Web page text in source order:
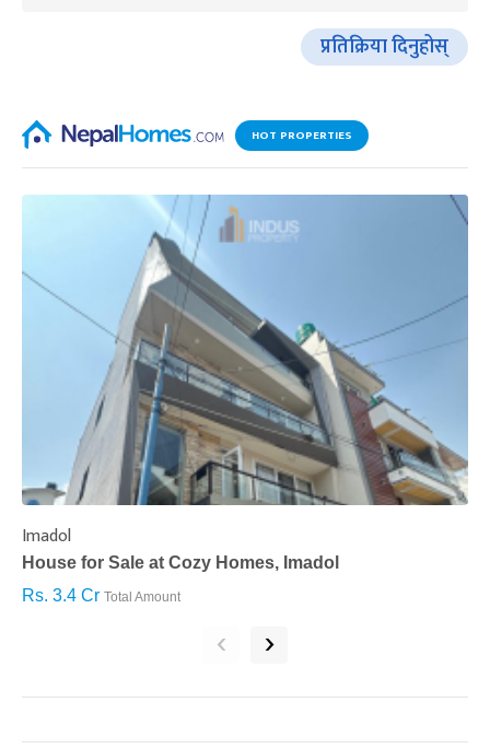
प्रतिक्रिया दिनुहोस्
HOT PROPERTIES
Imadol
House for Sale at Cozy Homes, Imadol
Rs. 3.4 Cr Total Amount
‹ ›